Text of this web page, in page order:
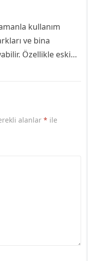
kullanım
ve bina
Özellikle eski
alanlar* ile